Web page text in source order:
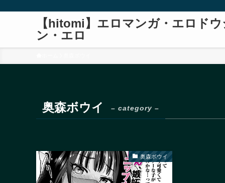
【hitomi】エロマンガ・エロドウ
ン・エロ
奥森ボウイ – category –
奥森ボウイ